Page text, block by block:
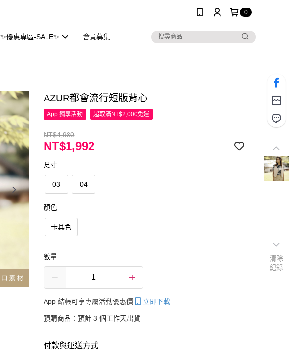
0
✨優惠專區-SALE✨ 會員募集
AZUR都會流行短版背心
App 獨享活動 超取滿NT$2,000免運
NT$4,980
NT$1,992
尺寸
03 04
顏色
卡其色
數量
App 結帳可享專屬活動優惠價 立即下載
預購商品：預計 3 個工作天出貨
付款與運送方式
清除
紀錄